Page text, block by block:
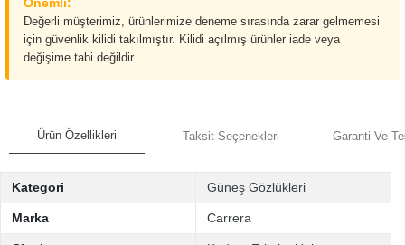
Değerli müşterimiz, ürünlerimize deneme sırasında zarar gelmemesi
için güvenlik kilidi takılmıştır. Kilidi açılmış ürünler iade veya
değişime tabi değildir.
Ürün Özellikleri Taksit Seçenekleri Garanti Ve
Kategori Güneş Gözlükleri
Marka Carrera